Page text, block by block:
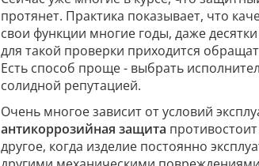
протянет. Практика показывает, что
свои функции многие годы, даже
для такой проверки приходится
Есть способ проще - выбрать
солидной репутацией.
Очень многое зависит от условий
антикоррозийная защита
другое, когда изделие постоянно